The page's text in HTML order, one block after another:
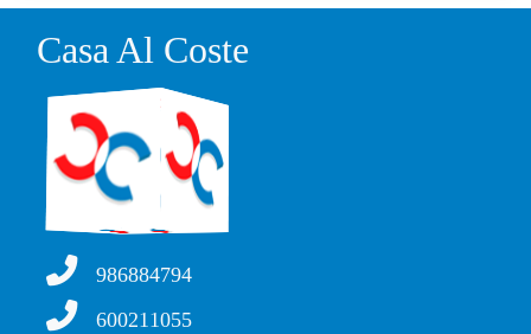
Casa Al Coste
986884794
600211055